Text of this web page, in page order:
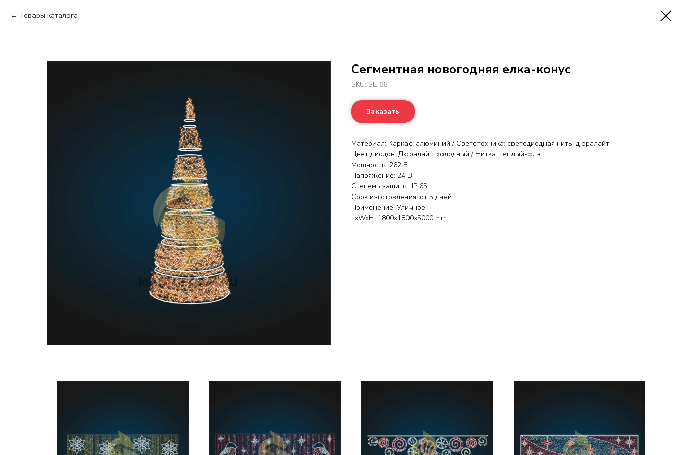
Товары каталога
Сегментная новогодняя елка-конус
SKU: SE 66
Заказать
Материал: Каркас: алюминий / Светотехника: светодиодная нить, дюралайт
Цвет диодов: Дюралайт: холодный / Нитка: теплый-флэш
Мощность: 262 Вт
Напряжение: 24 В
Степень защиты: IP 65
Срок изготовления: от 5 дней
Применение: Уличное
LxWxH: 1800x1800x5000 mm